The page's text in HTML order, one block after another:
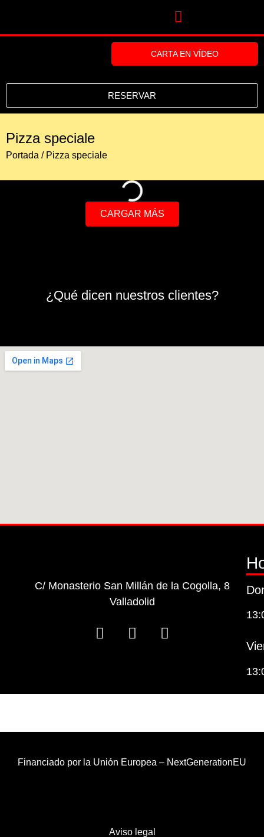
CARTA EN VÍDEO
RESERVAR
Pizza speciale
Portada / Pizza speciale
CARGAR MÁS
¿Qué dicen nuestros clientes?
C/ Monasterio San Millán de la Cogolla, 8
Valladolid
Financiado por la Unión Europea – NextGenerationEU
Aviso legal